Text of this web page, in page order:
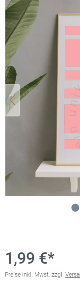
1,99 €*
Preise inkl. Mwst. zzgl.